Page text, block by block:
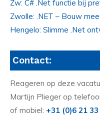
Zw: C# .Net functie bij
Zwolle: .NET – Bouw
Hengelo: Slimme .Net
Contact:
Reageren op deze
Martijn Plieger op
of mobiel: +31 (0)6 21